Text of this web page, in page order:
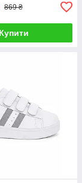
869 ₴
Купити